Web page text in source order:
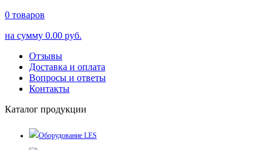
0 товаров
на сумму 0.00 руб.
Отзывы
Доставка и оплата
Вопросы и ответы
Контакты
Каталог продукции
Оборудование LES